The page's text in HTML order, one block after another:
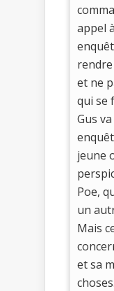
appel
et ne
qui se
Gus
jeune
Poe,
un
Mais
et sa
choses.